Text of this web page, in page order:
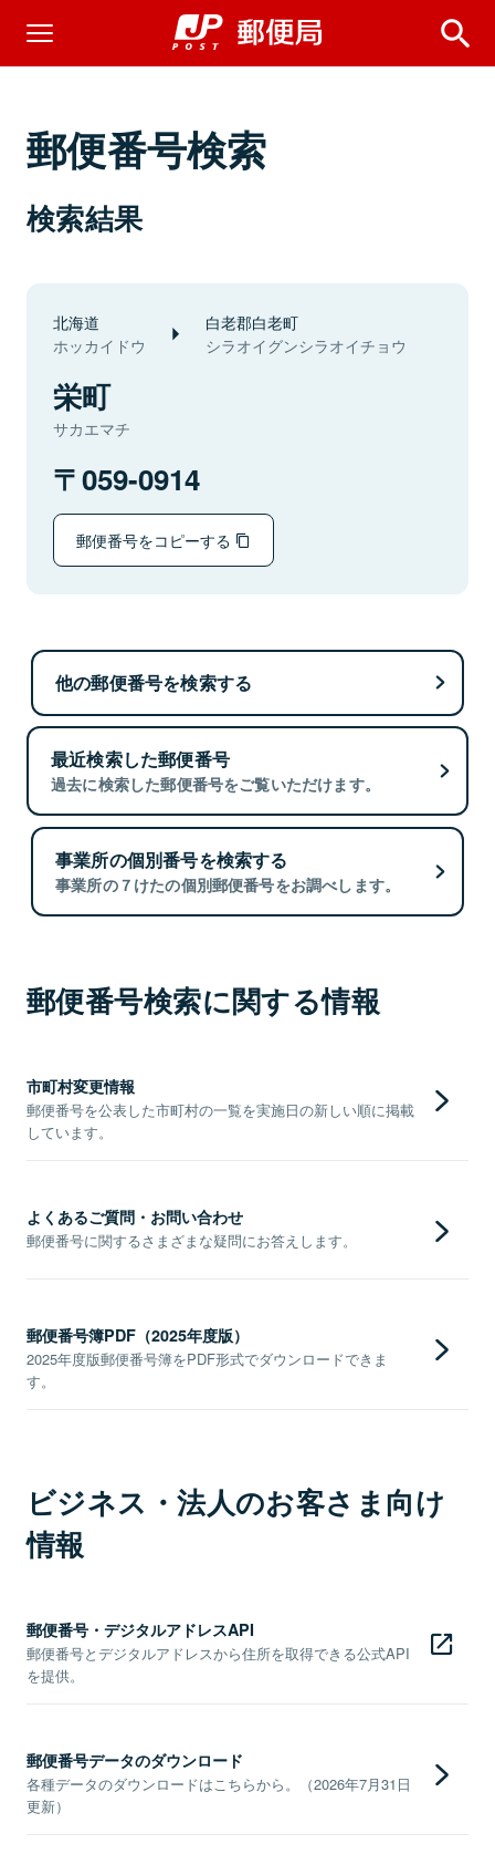
郵便番号検索
検索結果
北海道
ホッカイドウ
白老郡白老町
シラオイグンシラオイチョウ
栄町
サカエマチ
059-0914
郵便番号をコピーする
他の郵便番号を検索する
最近検索した郵便番号
過去に検索した郵便番号をご覧いただけます。
事業所の個別番号を検索する
事業所の７けたの個別郵便番号をお調べします。
郵便番号検索に関する情報
市町村変更情報
郵便番号を公表した市町村の一覧を実施日の新しい順に掲載
しています。
よくあるご質問・お問い合わせ
郵便番号に関するさまざまな疑問にお答えします。
郵便番号簿PDF（2025年度版）
2025年度版郵便番号簿をPDF形式でダウンロードできま
す。
ビジネス・法人のお客さま向け
情報
郵便番号・デジタルアドレスAPI
郵便番号とデジタルアドレスから住所を取得できる公式API
を提供。
郵便番号データのダウンロード
各種データのダウンロードはこちらから。（2026年7月31日
更新）